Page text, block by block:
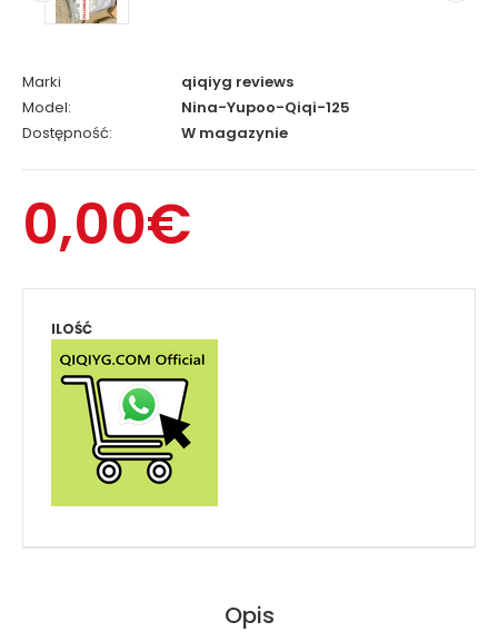
Marki
qiqiyg reviews
Model:
Nina-Yupoo-Qiqi-125
Dostępność:
W magazynie
0,00€
ILOŚĆ
Opis